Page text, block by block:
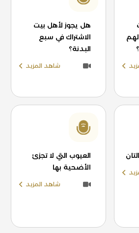
لهم
هل يجوز لأهل بيت
الاشتراك في سبع
البدنة؟
شاهد المزيد
العيوب التي لا تجزئ
الأضحية بها
شاهد المزيد